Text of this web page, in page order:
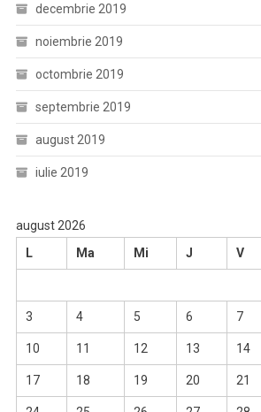
decembrie 2019
noiembrie 2019
octombrie 2019
septembrie 2019
august 2019
iulie 2019
august 2026
L
Ma Mi J V
3 4 5 6 7
10 11 12 13 14
17 18 19 20 21